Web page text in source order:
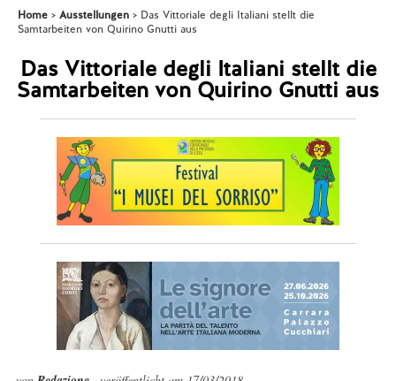
Home Ausstellungen
Das Vittoriale degli Italiani stellt die
Samtarbeiten von Quirino Gnutti aus
Das Vittoriale degli Italiani stellt die
Samtarbeiten von Quirino Gnutti aus